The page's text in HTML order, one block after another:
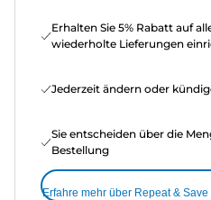
Erhalten Sie 5% Rabatt auf
wiederholte Lieferungen
Jederzeit ändern oder
Sie entscheiden über die
Bestellung
Erfahre mehr über Repeat & Save